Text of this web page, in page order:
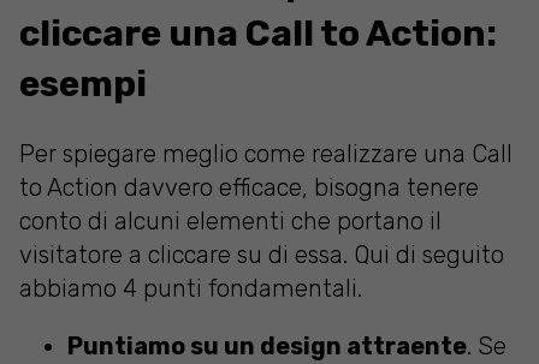
cliccare una Call to Action:
esempi
Per spiegare meglio come realizzare una Call
to Action davvero efficace, bisogna tenere
conto di alcuni elementi che portano il
visitatore a cliccare su di essa. Qui di seguito
abbiamo 4 punti fondamentali.
Puntiamo su un design attraente. Se